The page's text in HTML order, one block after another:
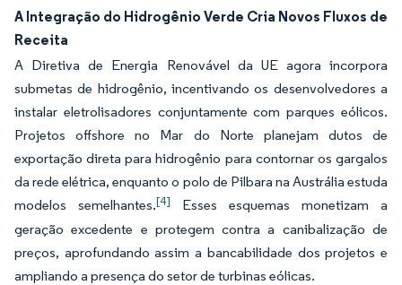
A Integração do Hidrogênio Verde Cria Novos Fluxos de
Receita
A Diretiva de Energia Renovável da UE agora incorpora
submetas de hidrogênio, incentivando os desenvolvedores a
instalar eletrolisadores conjuntamente com parques eólicos.
Projetos offshore no Mar do Norte planejam dutos de
exportação direta para hidrogênio para contornar os gargalos
da rede elétrica, enquanto o polo de Pilbara na Austrália estuda
modelos semelhantes.[4]
Esses esquemas monetizam a
geração excedente e protegem contra a canibalização de
preços, aprofundando assim a bancabilidade dos projetos e
ampliando a presença do setor de turbinas eólicas.